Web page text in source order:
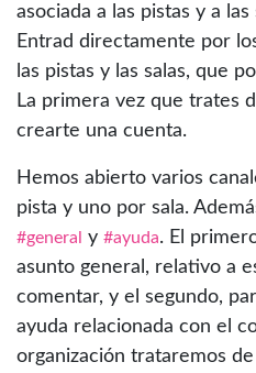
asociada a las pistas y a
Entrad directamente por
las pistas y las salas, que
La primera vez que trates
crearte una cuenta.
Hemos abierto varios
pista y uno por sala.
#general y #ayuda. El
asunto general, relativo a
comentar, y el segundo,
ayuda relacionada con el
organización trataremos